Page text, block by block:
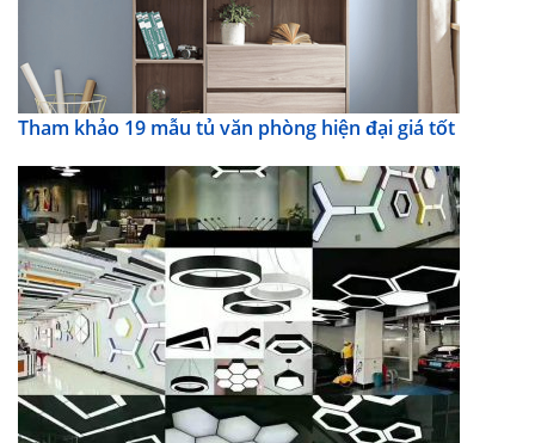
Tham khảo 19 mẫu tủ văn phòng hiện đại giá tốt